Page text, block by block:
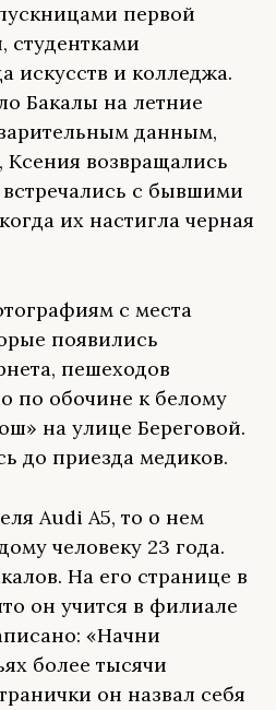
первой
студентками
искусств и колледжа.
Бакалы на летние
данным,
Ксения возвращались
с бывшими
их настигла черная
с места
появились
пешеходов
по обочине к белому
на улице Береговой.
до приезда медиков.
Аudi A5, то о нем
человеку 23 года.
На его странице в
он учится в филиале
«Начни
более тысячи
он назвал себя